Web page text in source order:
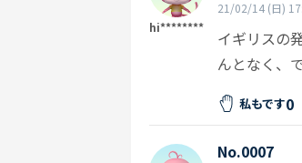
hi********
21/02/14 (日)
イギリスの
んとなく、
私もです0
No.0007